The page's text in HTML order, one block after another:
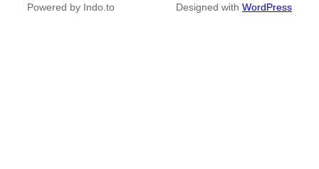
Powered by Indo.to Designed with WordPress